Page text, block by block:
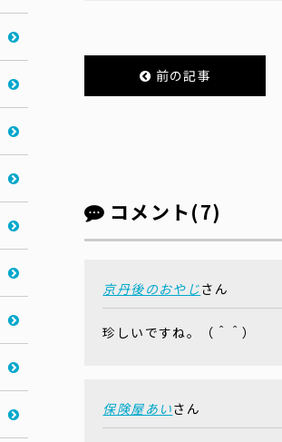
前の記事
コメント(7)
京丹後のおやじさん
珍しいですね。（＾＾）
保険屋あいさん